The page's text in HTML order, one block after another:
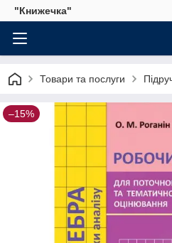
"Книжечка"
Товари та послуги
–15%